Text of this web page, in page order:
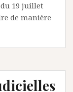
du 19 juillet
de manière